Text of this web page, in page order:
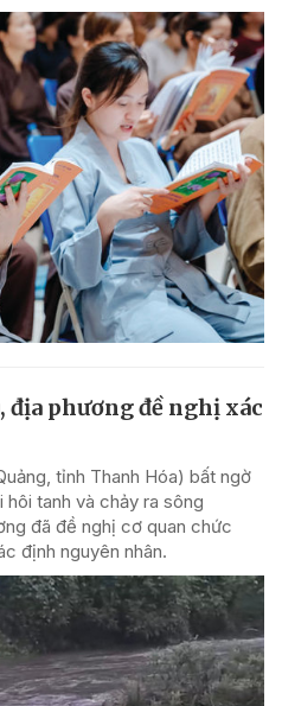
địa phương đề nghị xác
tỉnh Thanh Hóa) bất ngờ
tanh và chảy ra sông
đã đề nghị cơ quan chức
định nguyên nhân.